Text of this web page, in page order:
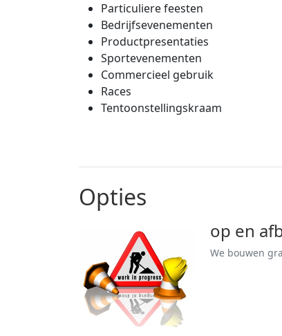
Particuliere feesten
Bedrijfsevenementen
Productpresentaties
Sportevenementen
Commercieel gebruik
Races
Tentoonstellingskraam
Opties
op en